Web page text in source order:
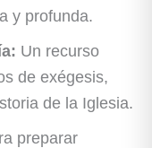
y profunda.
Un recurso
de exégesis,
de la Iglesia.
preparar